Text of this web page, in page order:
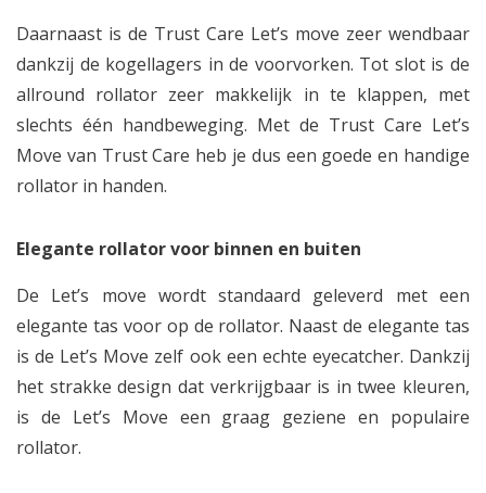
Daarnaast is de Trust Care Let’s move zeer wendbaar
dankzij de kogellagers in de voorvorken. Tot slot is de
allround rollator zeer makkelijk in te klappen, met
slechts één handbeweging. Met de Trust Care Let’s
Move van Trust Care heb je dus een goede en handige
rollator in handen.
Elegante rollator voor binnen en buiten
De Let’s move wordt standaard geleverd met een
elegante tas voor op de rollator. Naast de elegante tas
is de Let’s Move zelf ook een echte eyecatcher. Dankzij
het strakke design dat verkrijgbaar is in twee kleuren,
is de Let’s Move een graag geziene en populaire
rollator.